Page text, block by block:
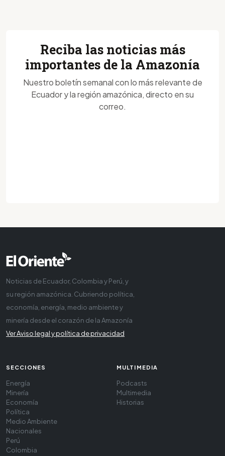
Reciba las noticias más
importantes de la Amazonía
Nuestro boletín semanal con lo más relevante de
Ecuador y la región amazónica, directo en su
correo.
Noticias de Ecuador, Colombia y Perú, y
su región amazónica. Cubriendo política,
economía, energía, medio ambiente y
minería desde el corazón de la Amazonía
Ver Aviso legal y política de privacidad
SECCIONES
Energía
Minería
Economía
Política
Medio Ambiente
Nacionales
Perú
Colombia
MULTIMEDIA
Podcasts
Multimedia
Historias